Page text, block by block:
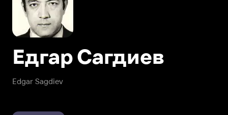
Edgar Sagdiev
Едгар Сагдиев